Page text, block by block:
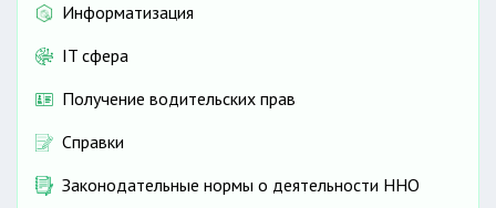
Информатизация
IT сфера
Получение водительских прав
Справки
Законодательные нормы о деятельности ННО